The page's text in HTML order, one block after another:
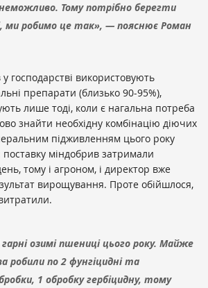
Тому потрібно берегти
ми робимо це так», — пояснює Роман
у господарстві використовують
препарати (близько 90-95%),
лише тоді, коли є нагальна потреба
знайти необхідну комбінацію діючих
підживленням цього року
міндобрив затримали
тому і агроном, і директор вже
вирощування. Проте обійшлося,
озимі пшениці цього року. Майже
робили по 2 фунгіцидні та
1 обробку гербіцидну, тому